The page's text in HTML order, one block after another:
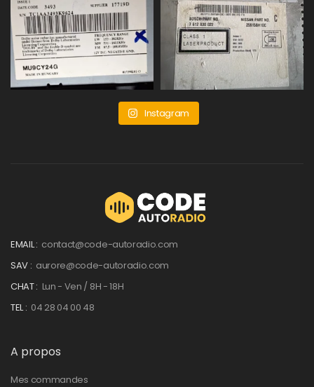
Instagram
EMAIL : contact@code-autoradio.com
SAV : aurore@code-autoradio.com
CHAT : Lun - Ven / 8H - 18H
TEL : 04 28 04 00 48
A propos
Mes commandes